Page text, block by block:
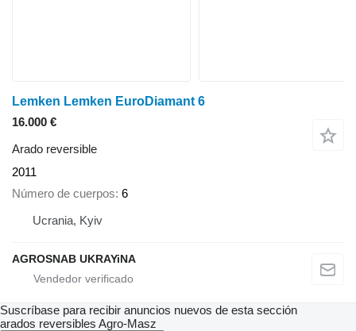
Lemken Lemken EuroDiamant 6
16.000 €
Arado reversible
2011
Número de cuerpos 6
Ucrania, Kyiv
AGROSNAB UKRAYiNA
Suscríbase para recibir anuncios nuevos de esta sección
arados reversibles Agro-Masz